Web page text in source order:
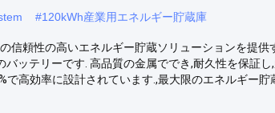
#120kWh産業用エネルギー貯蔵庫
信頼性の高いエネルギー貯蔵ソリューションを提供
ッテリーです. 高品質の金属ででき,耐久性を保証し
高効率に設計されています.,最大限のエネルギー貯